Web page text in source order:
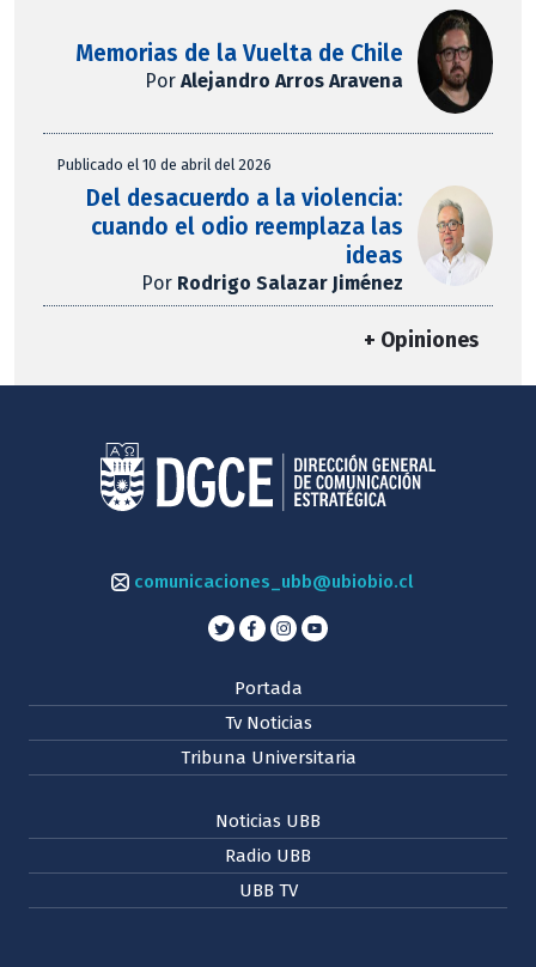
Memorias de la Vuelta de Chile
PorAlejandro Arros Aravena
Publicado el 10 de abril del 2026
Del desacuerdo a la violencia:
cuando el odio reemplaza las
ideas
Por Rodrigo Salazar Jiménez
+ Opiniones
comunicaciones_ubb@ubiobio.cl
Portada
Tv Noticias
Tribuna Universitaria
Noticias UBB
Radio UBB
UBB TV